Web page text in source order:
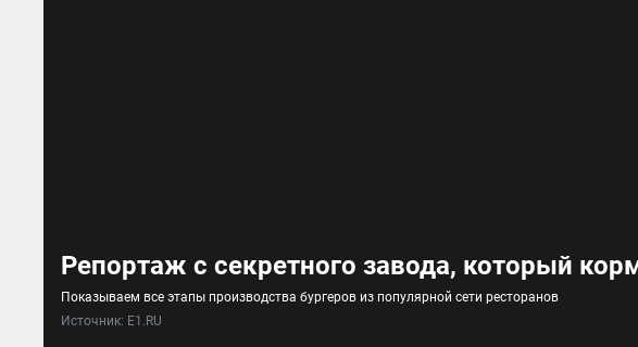
Репортаж с секретного завода, который
Показываем все этапы производства бургеров из популярной сети ресторанов
Источник: Е1.RU